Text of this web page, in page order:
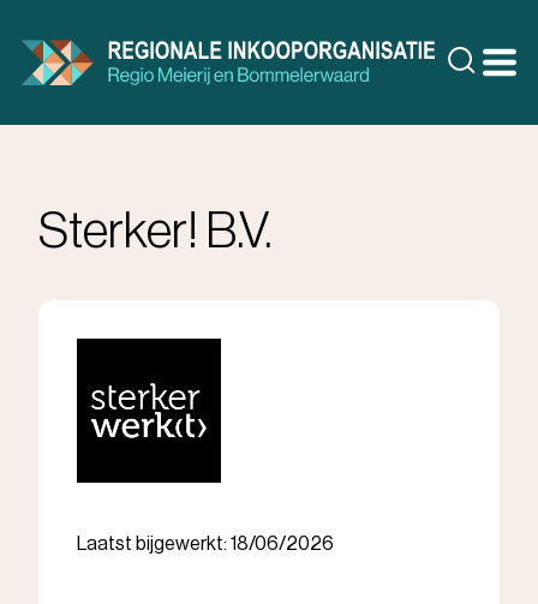
naar
inhoud
Sterker! B.V.
Laatst bijgewerkt: 18/06/2026